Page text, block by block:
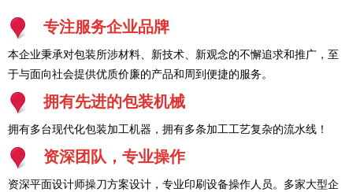
专注服务企业品牌
本企业秉承对包装所涉材料、新技术、新观念的不懈追求和推广，至
于与面向社会提供优质价廉的产品和周到便捷的服务。
拥有先进的包装机械
拥有多台现代化包装加工机器，拥有多条加工工艺复杂的流水线！
资深团队，专业操作
资深平面设计师操刀方案设计，专业印刷设备操作人员。多家大型企